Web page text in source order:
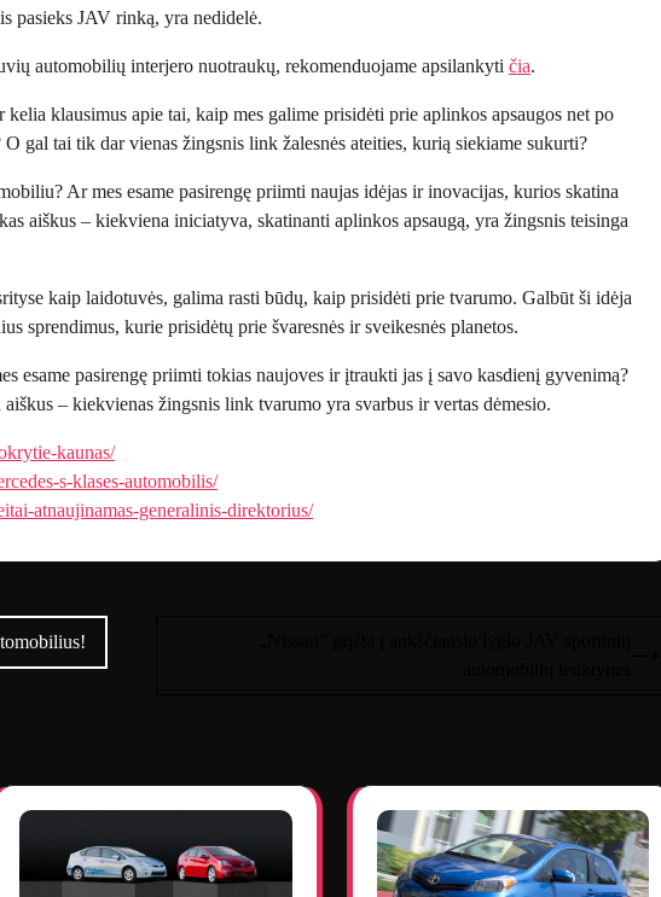
pasieks JAV rinką, yra nedidelė.
automobilių interjero nuotraukų, rekomenduojame apsilankyti čia.
klausimus apie tai, kaip mes galime prisidėti prie aplinkos apsaugos net po
gal tai tik dar vienas žingsnis link žalesnės ateities, kurią siekiame sukurti?
Ar mes esame pasirengę priimti naujas idėjas ir inovacijas, kurios skatina
aiškus – kiekviena iniciatyva, skatinanti aplinkos apsaugą, yra žingsnis teisinga
kaip laidotuvės, galima rasti būdų, kaip prisidėti prie tvarumo. Galbūt ši idėja
sprendimus, kurie prisidėtų prie švaresnės ir sveikesnės planetos.
esame pasirengę priimti tokias naujoves ir įtraukti jas į savo kasdienį gyvenimą?
– kiekvienas žingsnis link tvarumo yra svarbus ir vertas dėmesio.
kaunas/
s-klases-automobilis/
atnaujinamas-generalinis-direktorius/